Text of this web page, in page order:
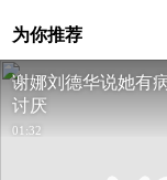
为你推荐
谢娜刘德华说她有
讨厌
01:32